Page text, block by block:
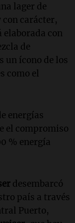
lager de
con carácter,
elaborada con
de
un ícono de los
como el
energías
el compromiso
% energía
desembarcó
país a través
Puerto,